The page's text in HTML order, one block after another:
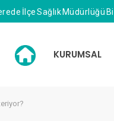
İlçe Sağlık Müdürlüğü
KURUMSAL